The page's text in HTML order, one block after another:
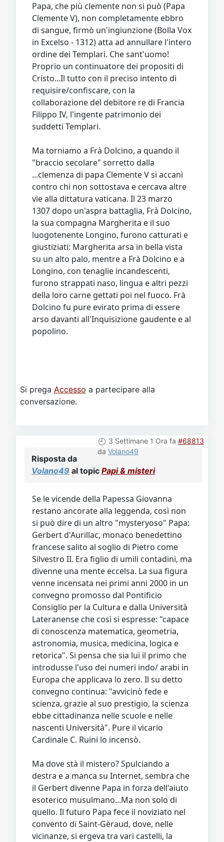
Papa, che più clemente non si può (Papa
Clemente V), non completamente ebbro
di sangue, firmò un'ingiunzione (Bolla Vox
in Excelso - 1312) atta ad annullare l'intero
ordine dei Templari. Che sant'uomo!
Proprio un continuatore dei propositi di
Cristo...Il tutto con il preciso intento di
requisire/confiscare, con la
collaborazione del debitore re di Francia
Filippo IV, l'ingente patrimonio dei
suddetti Templari.
Ma torniamo a Frà Dolcino, a quando il
"braccio secolare" sorretto dalla
...clemenza di papa Clemente V si accanì
contro chi non sottostava e cercava altre
vie alla dittatura vaticana. Il 23 marzo
1307 dopo un'aspra battaglia, Frà Dolcino,
la sua compagna Margherita e il suo
luogotenente Longino, furono catturati e
giustiziati: Margherita arsa in bella vista
su un alto palo, mentre a Frà Dolcino e a
Longino, con tenaglie incandescenti,
furono strappati naso, lingua e altri pezzi
della loro carne gettati poi nel fuoco. Frà
Dolcino fu pure evirato prima di essere
arso davanti all'Inquisizione gaudente e al
popolino.
Si prega Accesso a partecipare alla
conversazione.
3 Settimane 1 Ora fa #68813
da Volano49
Risposta da
Volano49 al topic Papi & misteri
Se le vicende della Papessa Giovanna
restano ancorate alla leggenda, così non
si può dire di un altro "mysteryoso" Papa:
Gerbert d'Aurillac, monaco benedettino
francese salito al soglio di Pietro come
Silvestro II. Era figlio di umili contadini, ma
divenne una mente eccelsa. La sua figura
venne incensata nei primi anni 2000 in un
convegno promosso dal Pontificio
Consiglio per la Cultura e dalla Università
Lateranense che così si espresse: "capace
di conoscenza matematica, geometria,
astronomia, musica, medicina, logica e
retorica". Si pensa che sia lui il primo che
introdusse l'uso dei numeri indo/ arabi in
Europa che applicava lo zero. Il su detto
convegno continua: "avvicinò fede e
scienza, grazie al suo prestigio, la scienza
ebbe cittadinanza nelle scuole e nelle
nascenti Università". Pure il vicario
Cardinale C. Ruini lo incensò.
Ma dove stà il mistero? Spulciando a
destra e a manca su Internet, sembra che
il Gerbert divenne Papa in forza dell'aiuto
esoterico musulmano...Ma non solo di
quello. Il futuro Papa fece il noviziato nel
convento di Saint-Gèraud, dove, nelle
vicinanze, si ergeva tra vari castelli, la